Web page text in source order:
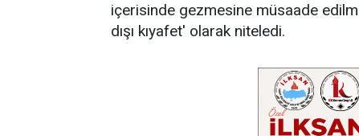
içerisinde gezmesine müsaade
dışı kıyafet' olarak niteledi.